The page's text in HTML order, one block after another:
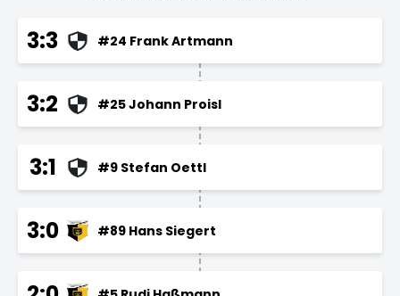
3:3 #24 Frank Artmann
3:2 #25 Johann Proisl
3:1 #9 Stefan Oettl
3:0 #89 Hans Siegert